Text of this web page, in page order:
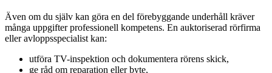
Även om du själv kan göra en del förebyggande underhåll kräver
många uppgifter professionell kompetens. En auktoriserad rörfirma
eller avloppsspecialist kan:
utföra TV-inspektion och dokumentera rörens skick,
ge råd om reparation eller byte,